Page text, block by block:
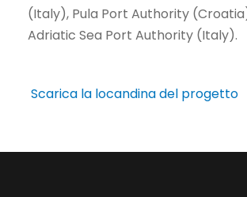
(Italy), Pula Port Authority
Adriatic Sea Port Authority (Italy).
Scarica la locandina del progetto